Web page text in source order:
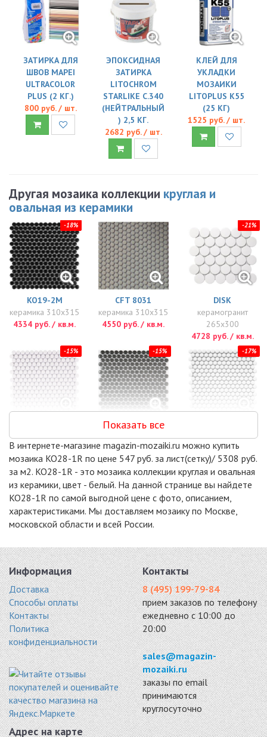
ЗАТИРКА ДЛЯ
ШВОВ MAPEI
ULTRACOLOR
PLUS (2 КГ.)
800 руб. / шт.
ЭПОКСИДНАЯ
ЗАТИРКА
LITOCHROM
STARLIKE C.340
(НЕЙТРАЛЬНЫЙ
) 2,5 КГ.
2682 руб. / шт.
КЛЕЙ ДЛЯ
УКЛАДКИ
МОЗАИКИ
LITOPLUS K55
(25 КГ)
1525 руб. / шт.
Другая мозаика коллекции круглая и
овальная из керамики
-18%
KO19-2M
керамика 310x315
4334 руб. / кв.м.
CFT 8031
керамика 310x315
4550 руб. / кв.м.
-21%
DISK
керамогранит
265x300
4728 руб. / кв.м.
-15%
керамика 315x294
4944 руб. / кв.м.
-15%
PS1900-09
керамика 315x294
4944 руб. / кв.м.
-17%
WHITE MATT
(NK41000)
керамика 315x309
5049 руб. / кв.м.
-17%
PENNY ROUND
WHITE ANTISLIP
(JNK81011)
керамика 315x309
5049 руб. / кв.м.
-17%
PENNY ROUND
DARK GREY
ANTISLIP
(JNK82021)
керамика 315x309
5049 руб. / кв.м.
-15%
PA-576
керамогранит
315x294
5359 руб. / кв.м.
-15%
PA-575
керамогранит
315x294
-18%
KO19-6R
керамика 294x315
-18%
KSR3-1R
керамика 300x300
Показать все
В интернете-магазине magazin-mozaiki.ru можно купить
мозаика KO28-1R по цене 547 руб. за лист(сетку)/ 5308 руб.
за м2. KO28-1R - это мозаика коллекции круглая и овальная
из керамики, цвет - белый. На данной странице вы найдете
KO28-1R по самой выгодной цене с фото, описанием,
характеристиками. Мы доставляем мозаику по Москве,
московской области и всей России.
Информация
Доставка
Способы оплаты
Контакты
Политика
конфиденциальности
Контакты
8 (495) 199-79-84
прием заказов по телефону
ежедневно с 10:00 до
20:00
sales@magazin-
mozaiki.ru
заказы по email
принимаются
круглосуточно
Адрес на карте